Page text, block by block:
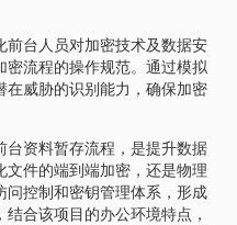
前台人员对加密技术及数据安
流程的操作规范。通过模拟
在威胁的识别能力，确保加密
台资料暂存流程，是提升数据
件的端到端加密，还是物理
问控制和密钥管理体系，形成
合该项目的办公环境特点，